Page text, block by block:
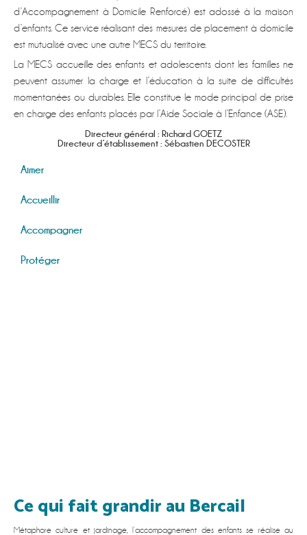
d’Accompagnement à Domicile Renforcé) est adossé à la maison
d’enfants. Ce service réalisant des mesures de placement à domicile
est mutualisé avec une autre MECS du territoire.
La MECS accueille des enfants et adolescents dont les familles ne
peuvent assumer la charge et l’éducation à la suite de difficultés
momentanées ou durables. Elle constitue le mode principal de prise
en charge des enfants placés par l’Aide Sociale à l’Enfance (ASE).
Directeur général : Richard GOETZ
Directeur d’établissement : Sébastien DECOSTER
Aimer
Accueillir
Accompagner
Protéger
Ce qui fait grandir au Bercail
Métaphore culture et jardinage, l’accompagnement des enfants se réalise au